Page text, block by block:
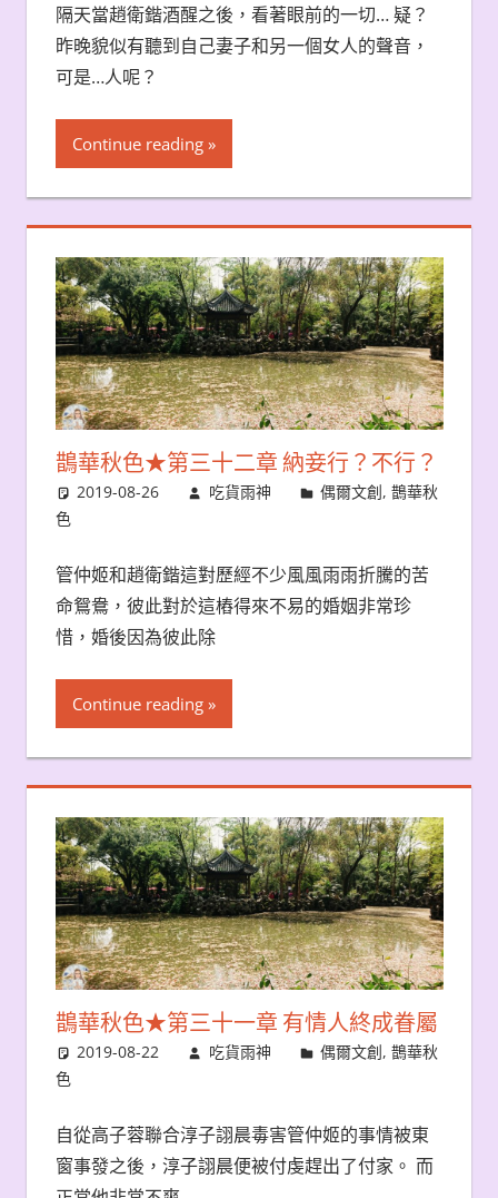
隔天當趙衛鍇酒醒之後，看著眼前的一切… 疑？
昨晚貌似有聽到自己妻子和另一個女人的聲音，
可是…人呢？
Continue reading
鵲華秋色★第三十二章 納妾行？不行？
2019-08-26 吃貨雨神 偶爾文創,鵲華秋
色
管仲姬和趙衛鍇這對歷經不少風風雨雨折騰的苦
命鴛鴦，彼此對於這樁得來不易的婚姻非常珍
惜，婚後因為彼此除
Continue reading
鵲華秋色★第三十一章 有情人終成眷屬
2019-08-22 吃貨雨神 偶爾文創,鵲華秋
色
自從高子蓉聯合淳子詡晨毒害管仲姬的事情被東
窗事發之後，淳子詡晨便被付虔趕出了付家。 而